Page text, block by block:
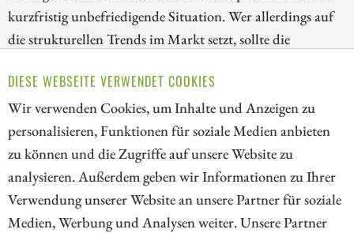
DIESE WEBSEITE VERWENDET COOKIES
Wir verwenden Cookies, um Inhalte und Anzeigen zu
personalisieren, Funktionen für soziale Medien anbieten
zu können und die Zugriffe auf unsere Website zu
analysieren. Außerdem geben wir Informationen zu Ihrer
Verwendung unserer Website an unsere Partner für soziale
Medien, Werbung und Analysen weiter. Unsere Partner
kurzfristig unbefriedigende Situation. Wer allerdings auf
die strukturellen Trends im Markt setzt, sollte die
heute auf die Papiere von Kinross Gold, Lahontan Gold
und AngloGold Ashanti!
ZUM KOMMENTAR